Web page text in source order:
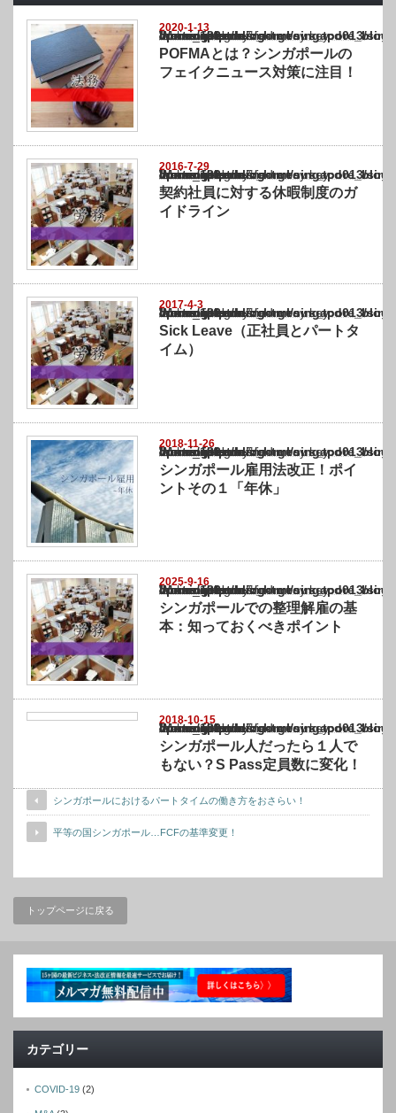
2020-1-13
Warning
: Undefined array key "show_category" in
/home/netst/kuno-cpa.co.jp/public_html/singapore_blog/wp-content/themes/
on line183
POFMAとは？シンガポールの
フェイクニュース対策に注目！
2016-7-29
Warning
: Undefined array key "show_category" in
/home/netst/kuno-cpa.co.jp/public_html/singapore_blog/wp-content/themes/
on line183
契約社員に対する休暇制度のガ
イドライン
2017-4-3
Warning
: Undefined array key "show_category" in
/home/netst/kuno-cpa.co.jp/public_html/singapore_blog/wp-content/themes/
on line183
Sick Leave（正社員とパートタ
イム）
2018-11-26
Warning
: Undefined array key "show_category" in
/home/netst/kuno-cpa.co.jp/public_html/singapore_blog/wp-content/themes/
on line183
シンガポール雇用法改正！ポイ
ントその１「年休」
2025-9-16
Warning
: Undefined array key "show_category" in
/home/netst/kuno-cpa.co.jp/public_html/singapore_blog/wp-content/themes/
on line183
シンガポールでの整理解雇の基
本：知っておくべきポイント
2018-10-15
Warning
: Undefined array key "show_category" in
/home/netst/kuno-cpa.co.jp/public_html/singapore_blog/wp-content/themes/
on line183
シンガポール人だったら１人で
もない？S Pass定員数に変化！
シンガポールにおけるパートタイムの働き方をおさらい！
平等の国シンガポール…FCFの基準変更！
トップページに戻る
カテゴリー
COVID-19 (2)